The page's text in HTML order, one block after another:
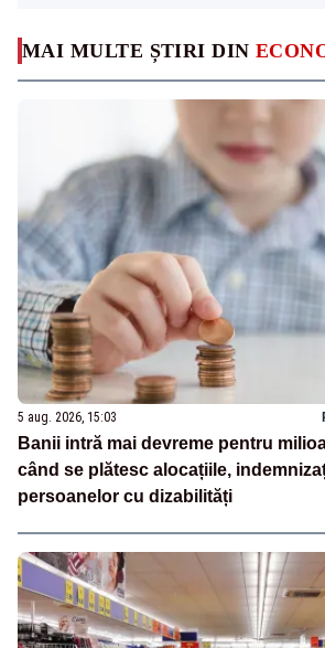
MAI MULTE ȘTIRI DIN
5 aug. 2026, 15:03
Banii intră mai devreme pentru
când se plătesc alocațiile,
persoanelor cu dizabilități